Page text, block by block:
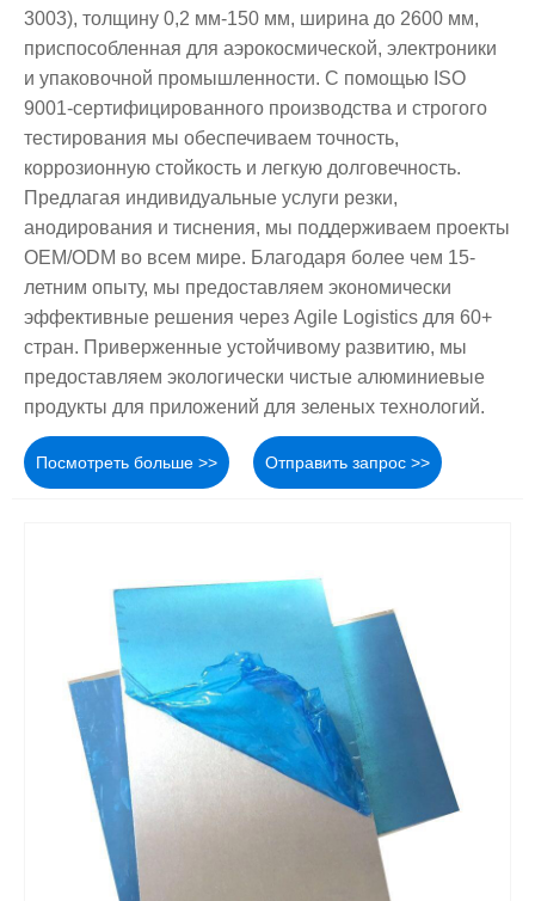
3003), толщину 0,2 мм-150 мм, ширина до 2600 мм,
приспособленная для аэрокосмической, электроники
и упаковочной промышленности. С помощью ISO
9001-сертифицированного производства и строгого
тестирования мы обеспечиваем точность,
коррозионную стойкость и легкую долговечность.
Предлагая индивидуальные услуги резки,
анодирования и тиснения, мы поддерживаем проекты
OEM/ODM во всем мире. Благодаря более чем 15-
летним опыту, мы предоставляем экономически
эффективные решения через Agile Logistics для 60+
стран. Приверженные устойчивому развитию, мы
предоставляем экологически чистые алюминиевые
продукты для приложений для зеленых технологий.
Посмотреть больше >> Отправить запрос >>